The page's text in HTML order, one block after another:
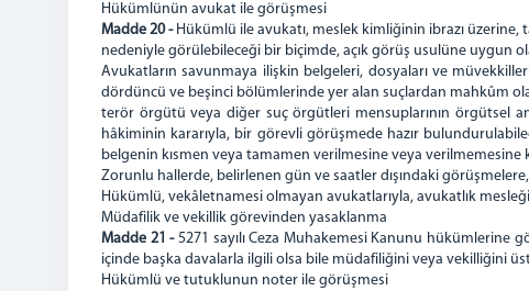
Hükümlünün avukat ile görüşmesi
Madde 20 -Hükümlü ile avukatı, meslek kimliğinin ibrazı üzerine,
nedeniyle görülebileceği bir biçimde, açık görüş usulüne uygun
Avukatların savunmaya ilişkin belgeleri, dosyaları ve
dördüncü ve beşinci bölümlerinde yer alan suçlardan mahkûm
terör örgütü veya diğer suç örgütleri mensuplarının örgütsel
hâkiminin kararıyla, bir görevli görüşmede hazır
belgenin kısmen veya tamamen verilmesine veya verilmemesine
Zorunlu hallerde, belirlenen gün ve saatler dışındaki görüşmelere,
Hükümlü, vekâletnamesi olmayan avukatlarıyla, avukatlık
Müdafilik ve vekillik görevinden yasaklanma
Madde 21 -5271 sayılı Ceza Muhakemesi Kanunu hükümlerine
içinde başka davalarla ilgili olsa bile müdafiliğini veya vekilliğini
Hükümlü ve tutuklunun noter ile görüşmesi